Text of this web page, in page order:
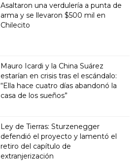
Asaltaron una verdulería a punta de
arma y se llevaron $500 mil en
Chilecito
Mauro Icardi y la China Suárez
estarían en crisis tras el escándalo:
“Ella hace cuatro días abandonó la
casa de los sueños”
Ley de Tierras: Sturzenegger
defendió el proyecto y lamentó el
retiro del capítulo de
extranjerización